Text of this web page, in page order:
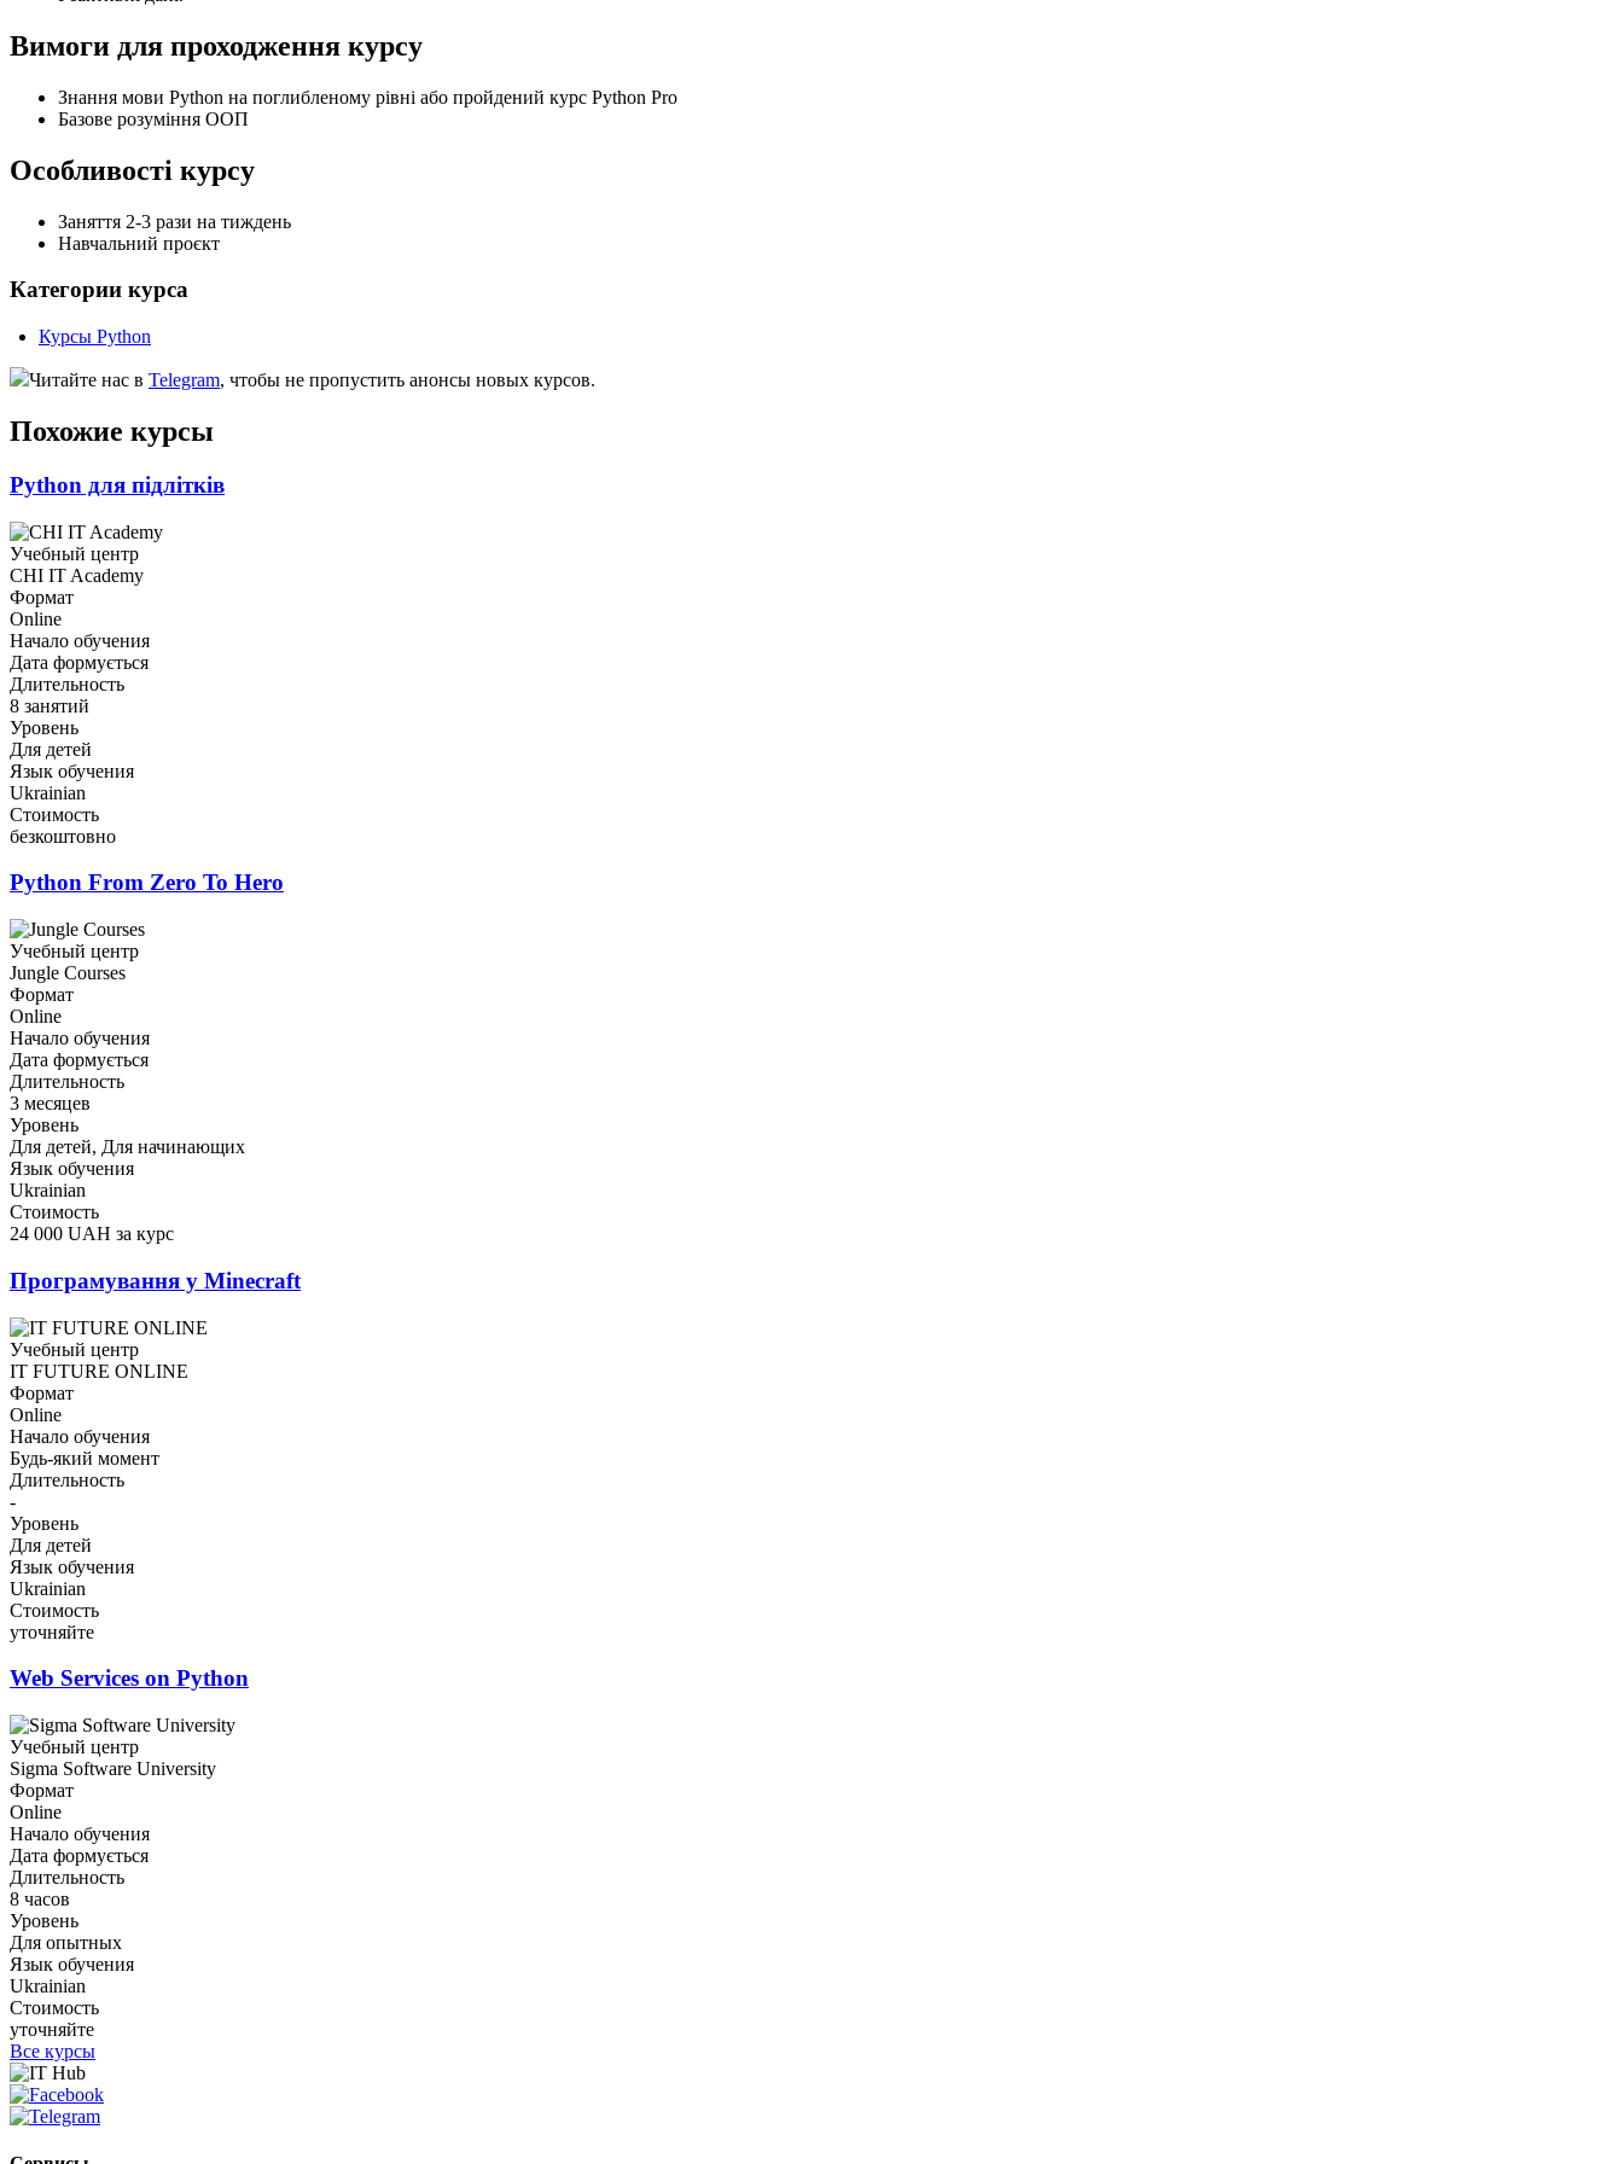
Вимоги для проходження курсу
Знання мови Python на поглибленому рівні або пройдений курс Python Pro
Базове розуміння ООП
Особливості курсу
Заняття 2-3 рази на тиждень
Навчальний проєкт
Категории курса
Курсы Python
Читайте нас в Telegram, чтобы не пропустить анонсы новых курсов.
Похожие курсы
Python для підлітків
Учебный центр
CHI IT Academy
Формат
Online
Начало обучения
Дата формується
Длительность
8 занятий
Уровень
Для детей
Язык обучения
Ukrainian
Стоимость
безкоштовно
Python From Zero To Hero
Учебный центр
Jungle Courses
Формат
Online
Начало обучения
Дата формується
Длительность
3 месяцев
Уровень
Для детей, Для начинающих
Язык обучения
Ukrainian
Стоимость
24 000 UAH за курс
Програмування у Minecraft
Учебный центр
IT FUTURE ONLINE
Формат
Online
Начало обучения
Будь-який момент
Длительность
-
Уровень
Для детей
Язык обучения
Ukrainian
Стоимость
уточняйте
Web Services on Python
Учебный центр
Sigma Software University
Формат
Online
Начало обучения
Дата формується
Длительность
8 часов
Уровень
Для опытных
Язык обучения
Ukrainian
Стоимость
уточняйте
Все курсы